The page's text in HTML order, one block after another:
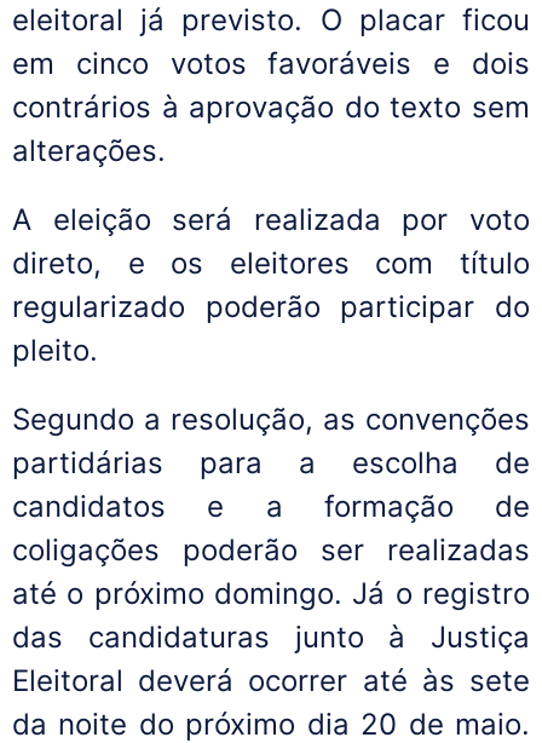
eleitoral já previsto. O placar ficou
em cinco votos favoráveis e dois
contrários à aprovação do texto sem
alterações.
A eleição será realizada por voto
direto, e os eleitores com título
regularizado poderão participar do
pleito.
Segundo a resolução, as convenções
partidárias para a escolha de
candidatos e a formação de
coligações poderão ser realizadas
até o próximo domingo. Já o registro
das candidaturas junto à Justiça
Eleitoral deverá ocorrer até às sete
da noite do próximo dia 20 de maio.